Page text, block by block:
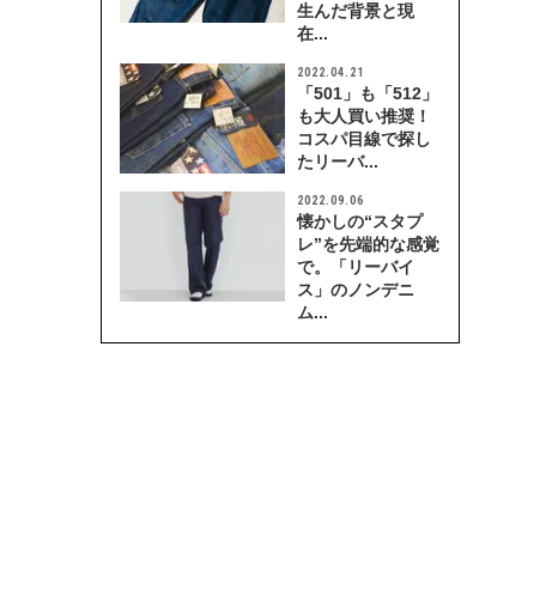
生んだ背景と現
在...
2022.04.21
「501」も「512」
も大人買い推奨！
コスパ目線で探し
たリーバ...
2022.09.06
懐かしの“スタプ
レ”を先端的な感覚
で。「リーバイ
ス」のノンデニ
ム...